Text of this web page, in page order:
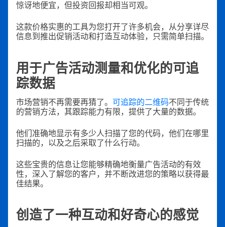
惊讶地便宜，但投资回报却相当可观。
这款价格实惠的工具为您打开了许多机会，从分享详尽
信息到推出促销活动和打造互动体验，只需简单扫描。
用于广告活动测量和优化的可追
踪数据
市场营销不再需要再猜了。 可追踪的二维码不同于传统
的营销方法，其跟踪能力有限，提供了大量的数据。
他们准确地显示有多少人扫描了您的代码，他们在哪里
扫描的，以及之后采取了什么行动。
这些宝贵的信息让您能够精确地衡量广告活动的有效
性，深入了解您的客户，并不断改进您的策略以获得最
佳结果。
创造了一种互动和好奇心的感觉